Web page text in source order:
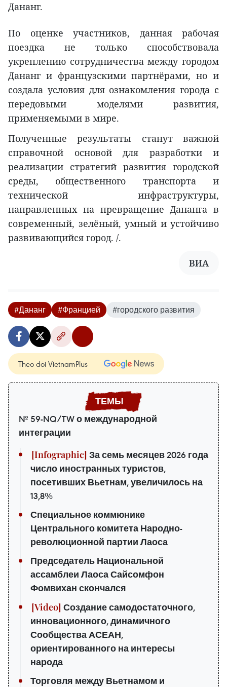
Дананг.
По оценке участников, данная рабочая
поездка не только способствовала
укреплению сотрудничества между городом
Дананг и французскими партнёрами, но и
создала условия для ознакомления города с
передовыми моделями развития,
применяемыми в мире.
Полученные результаты станут важной
справочной основой для разработки и
реализации стратегий развития городской
среды, общественного транспорта и
технической инфраструктуры,
направленных на превращение Дананга в
современный, зелёный, умный и устойчиво
развивающийся город. /.
ВИA
#Дананг #Францией #городского развития
Theo dõi VietnamPlus
№ 59-NQ/TW о международной
интеграции
За семь месяцев 2026 года
число иностранных туристов,
посетивших Вьетнам, увеличилось на
13,8%
Специальное коммюнике
Центрального комитета Народно-
революционной партии Лаоса
Председатель Национальной
ассамблеи Лаоса Сайсомфон
Фомвихан скончался
Создание самодостаточного,
инновационного, динамичного
Сообщества АСЕАН,
ориентированного на интересы
народа
Торговля между Вьетнамом и